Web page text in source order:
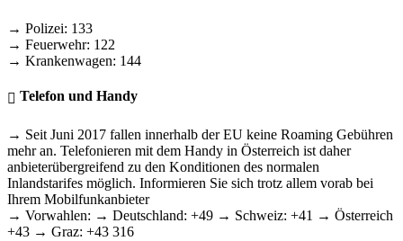
→ Polizei: 133
→ Feuerwehr: 122
→ Krankenwagen: 144
Telefon und Handy
→ Seit Juni 2017 fallen innerhalb der EU keine Roaming Gebühren
mehr an. Telefonieren mit dem Handy in Österreich ist daher
anbieterübergreifend zu den Konditionen des normalen
Inlandstarifes möglich. Informieren Sie sich trotz allem vorab bei
Ihrem Mobilfunkanbieter
→ Vorwahlen: → Deutschland: +49 → Schweiz: +41 → Österreich
+43 → Graz: +43 316